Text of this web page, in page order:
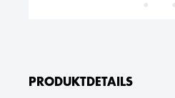
PRODUKTDETAILS